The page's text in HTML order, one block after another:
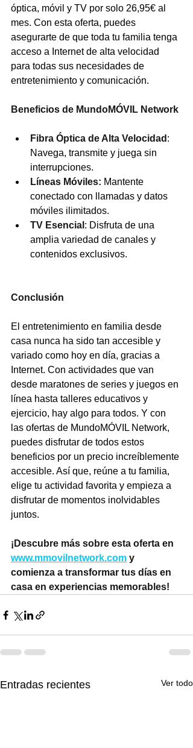
óptica, móvil y TV por solo 26,95€ al
mes. Con esta oferta, puedes
asegurarte de que toda tu familia tenga
acceso a Internet de alta velocidad
para todas sus necesidades de
entretenimiento y comunicación.
Beneficios de MundoMÓVIL Network
Fibra Óptica de Alta Velocidad :
Navega, transmite y juega sin
interrupciones.
Líneas Móviles: Mantente
conectado con llamadas y datos
móviles ilimitados.
TV Esencial : Disfruta de una
amplia variedad de canales y
contenidos exclusivos.
Conclusión
El entretenimiento en familia desde
casa nunca ha sido tan accesible y
variado como hoy en día, gracias a
Internet. Con actividades que van
desde maratones de series y juegos en
línea hasta talleres educativos y
ejercicio, hay algo para todos. Y con
las ofertas de MundoMÓVIL Network,
puedes disfrutar de todos estos
beneficios por un precio increíblemente
accesible. Así que, reúne a tu familia,
elige tu actividad favorita y empieza a
disfrutar de momentos inolvidables
juntos.
¡Descubre más sobre esta oferta en
www.mmovilnetwork.com y
comienza a transformar tus días en
casa en experiencias memorables!
Entradas recientes Ver todo